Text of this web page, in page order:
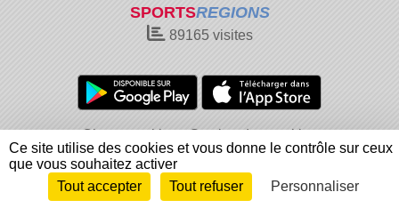
SPORTSREGIONS
89165visites
Charte cookies
Gestion des cookies
Informations légales
Signaler un contenu inapproprié
Envie de participer ? Connexion
Ce site utilise des cookies et vous donne le contrôle sur ceux
que vous souhaitez activer
Tout accepter
Tout refuser Personnaliser